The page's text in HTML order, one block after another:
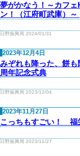
夢がかなう！～カフ
ン！（江府町武庫）～ ​
日野振興局 2024/01/31
2023年12月4日
みぞれも降った、餅
周年記念式典
日野振興局 2023/12/04
2023年11月27日
こっちもすごい！ 福
日野振興局 2023/11/27